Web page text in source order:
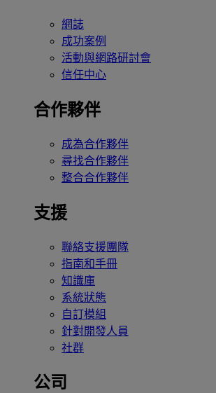
網誌
成功案例
活動與網路研討會
信任中心
合作夥伴
成為合作夥伴
尋找合作夥伴
整合合作夥伴
支援
聯絡支援團隊
指南和手冊
知識庫
系統狀態
自訂模組
針對開發人員
社群
公司